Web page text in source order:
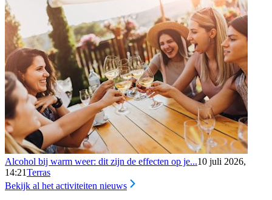
Alcohol bij warm weer: dit zijn de effecten op je...10 juli 2026,
14:21Terras
Bekijk al het activiteiten nieuws